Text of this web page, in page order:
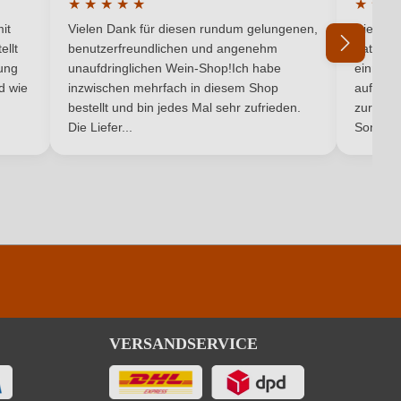
Ich habe mein Passwort vergessen
von 5 Sternen
wie
★ ★ ★ ★ ★
Durchschnittliche Bewertung von 5 von 5 Sternen
Vielen Dank für diesen rundum gelungenen,
benutzerfreundlichen und angenehm
unaufdringlichen Wein-Shop!Ich habe
inzwischen mehrfach in diesem Shop
bestellt und bin jedes Mal sehr zufrieden.
Die Liefer...
★ ★
Die
hat
einmal
auf
zurück
Son...
VERSANDSERVICE